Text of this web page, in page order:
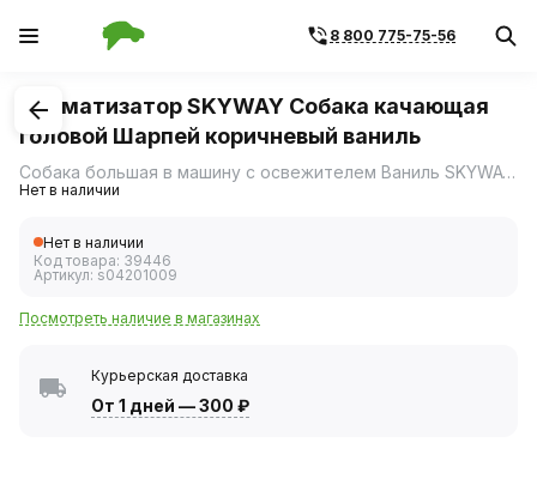
8 800 775-75-56
1/1
Ароматизатор SKYWAY Собака качающая
головой Шарпей коричневый ваниль
Собака большая в машину с освежителем Ваниль SKYWAY Шарпей коричневый 13*7,5*9,5см Ароматизатор SKYWAY в машину с освежителем Ваниль в виде собаки Шарпей, качающей головой во время поездки.
Нет в наличии
Нет в наличии
Код товара: 39446
Артикул: s04201009
Посмотреть наличие в магазинах
Курьерская доставка
От 1 дней —300 ₽